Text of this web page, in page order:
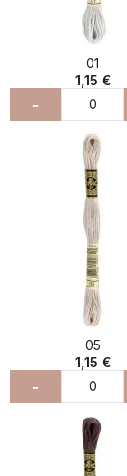
01
1,15 €
-
05
1,15 €
-